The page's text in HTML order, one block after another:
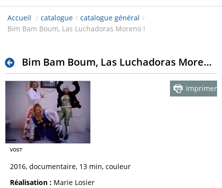
Accueil / catalogue / catalogue général /
Bim Bam Boum, Las Luchadoras Moreno !
Bim Bam Boum, Las Luchadoras Moreno !
Imprimer
2016, documentaire, 13 min, couleur
Réalisation : Marie Losier